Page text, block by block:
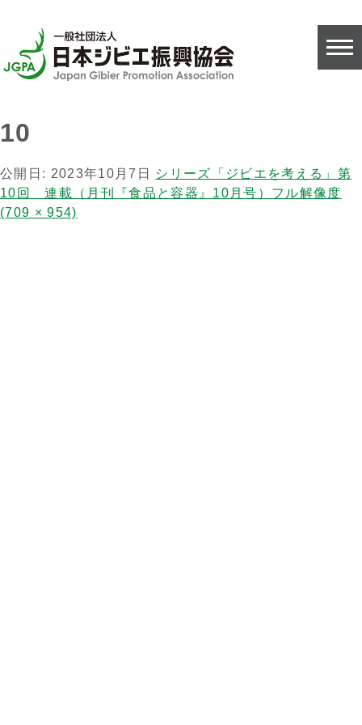
10
公開日: 2023年10月7日
シリーズ「ジビエを考える」第
10回 連載（月刊『食品と容器』10月号） フル解像度
(709 × 954)